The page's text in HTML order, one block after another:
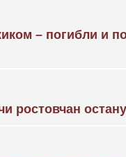
– погибли и
ростовчан